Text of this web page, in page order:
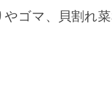
ゴマ、貝割れ